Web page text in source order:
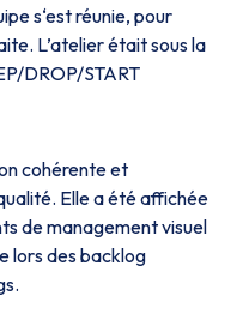
s‘est réunie, pour
L’atelier était sous la
DROP/START
cohérente et
Elle a été affichée
de management visuel
lors des backlog